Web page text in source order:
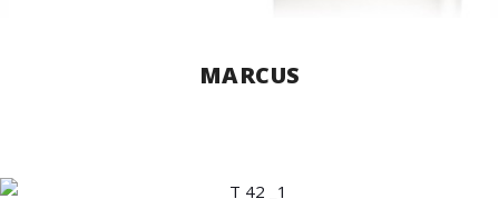
MARCUS